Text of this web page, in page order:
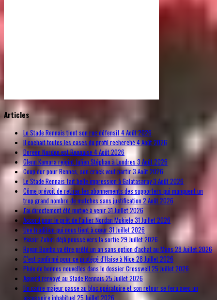
© FreeJoomla! 3 Modules
Articles
Le Stade Rennais tient son roc défensif 4 Août 2026
Il cochait toutes les cases du profil recherché4 Août 2026
Doreen Norden est Rennaise 4 Août 2026
Glenn Kamara rejoint Julien Stéphan à Londres3 Août 2026
Coup dur pour Rennes, son crack veut partir3 Août 2026
Le Stade Rennais fait belle impression à Galatasaray3 Août 2026
Côme prévoit de retirer les abonnements des supporters qui manquent un
trop grand nombre de matches sans justification2 Août 2026
J'ai directement été motivé à venir31 Juillet 2026
Accord pour le prêt de l'ailier Nordan Mukiele31 Juillet 2026
Une tradition qui nous tient à cœur31 Juillet 2026
Yassir Zabiri déjà poussé vers la sortie29 Juillet 2026
Rayan Bamba va être prêté un an sans option d'achat au Mans28 Juillet 2026
C’est confirmé pour ce protégé d’Haise à Nice28 Juillet 2026
Pluie de bonnes nouvelles dans le dossier Cresswell25 Juillet 2026
Aguerd renvoyé au Stade Rennais25 Juillet 2026
Un cadre majeur passe au bloc opératoire et son retour se fera avec un
accessoire inhabituel25 Juillet 2026